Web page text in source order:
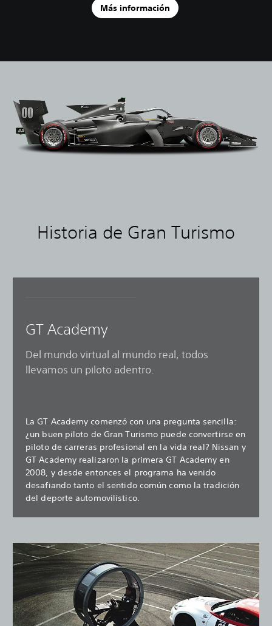
Más información
Historia de Gran Turismo
GT Academy
Del mundo virtual al mundo real, todos
llevamos un piloto adentro.
La GT Academy comenzó con una pregunta sencilla:
¿un buen piloto de Gran Turismo puede convertirse en
piloto de carreras profesional en la vida real? Nissan y
GT Academy realizaron la primera GT Academy en
2008, y desde entonces el programa ha venido
desafiando tanto el sentido común como la tradición
del deporte automovilístico.